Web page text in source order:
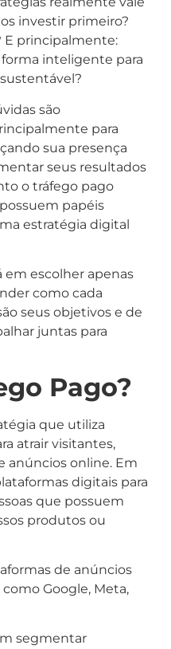
investir primeiro?
E principalmente:
inteligente para
são
para
sua presença
seus resultados
o tráfego pago
papéis
estratégia digital
em escolher apenas
como cada
seus objetivos e de
juntas para
Pago?
que utiliza
atrair visitantes,
anúncios online. Em
digitais para
que possuem
produtos ou
de anúncios
Google, Meta,
segmentar